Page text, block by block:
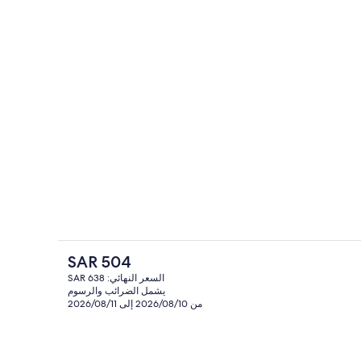
المصري وأغطية فراش متميزة وميني بار وخزنة داخل الغرفة
حمام
السعر
الحالي
هو
SAR
SAR 504
السعر النهائي: SAR 638
يشمل الضرائب والرسوم
من 2026/08/10 إلى 2026/08/11